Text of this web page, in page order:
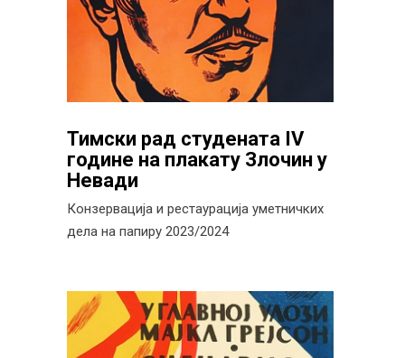
Тимски рад студената IV
године на плакату Злочин у
Невади
Конзервација и рестаурација уметничких
дела на папиру 2023/2024